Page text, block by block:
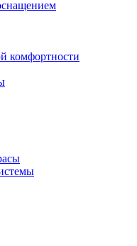
комфортности